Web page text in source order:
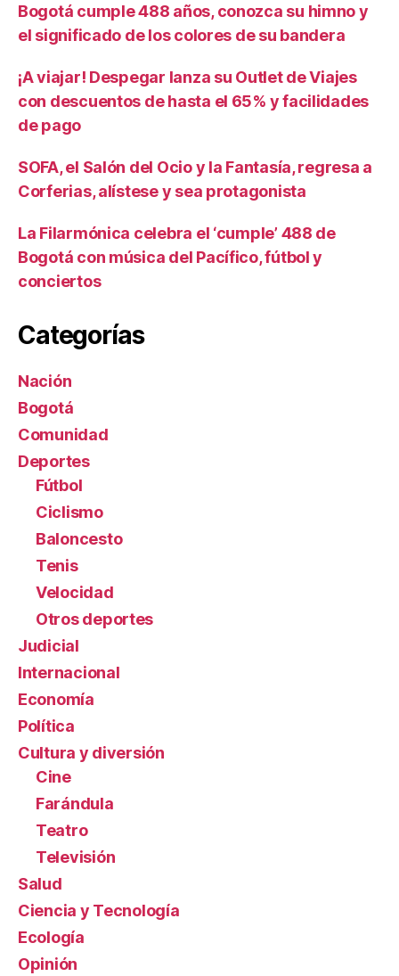
Bogotá cumple 488 años, conozca su himno y
el significado de los colores de su bandera
¡A viajar! Despegar lanza su Outlet de Viajes
con descuentos de hasta el 65% y facilidades
de pago
SOFA, el Salón del Ocio y la Fantasía, regresa a
Corferias, alístese y sea protagonista
La Filarmónica celebra el ‘cumple’ 488 de
Bogotá con música del Pacífico, fútbol y
conciertos
Categorías
Nación
Bogotá
Comunidad
Deportes
Fútbol
Ciclismo
Baloncesto
Tenis
Velocidad
Otros deportes
Judicial
Internacional
Economía
Política
Cultura y diversión
Cine
Farándula
Teatro
Televisión
Salud
Ciencia y Tecnología
Ecología
Opinión